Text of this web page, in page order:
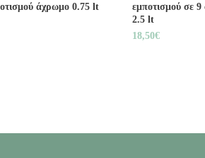
άχρωμο 0.75 lt
εμποτισμού σε
2.5 lt
18,50€